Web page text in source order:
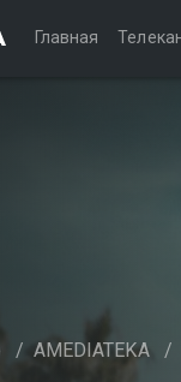
Главная
/ AMEDIATEKA /